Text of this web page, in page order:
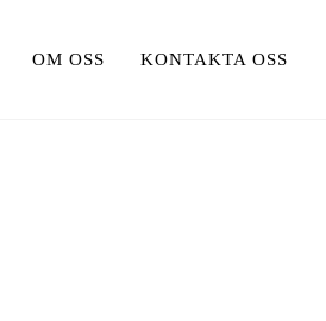
OM OSS KONTAKTA OSS